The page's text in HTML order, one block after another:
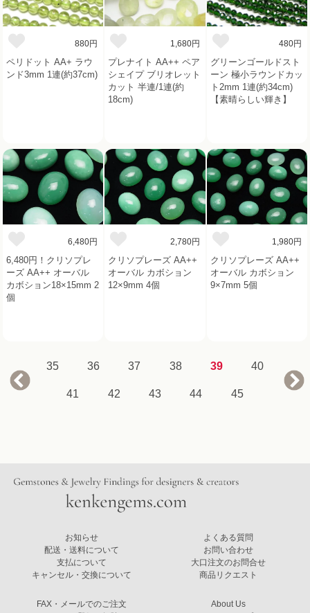
880円
ペリドット AA+ ラウ
ンド3mm 1連(約37cm)
1,680円
プレナイト AA++ ペア
シェイプ ブリオレット
カット 半連/1連(約
18cm)
480円
グリーンゴールドスト
ーン 極小ラウンドカッ
ト2mm 1連(約34cm)
【素晴らしい輝き】
6,480円
6,480円！クリソプレ
ーズ AA++ オーバル
カボション18×15mm 2
個
2,780円
クリソプレーズ AA++
オーバル カボション
12×9mm 4個
1,980円
クリソプレーズ AA++
オーバル カボション
9×7mm 5個
35 36 37 38 39 40
41 42 43 44 45
お知らせ
配送・送料について
支払について
キャンセル・交換について
よくある質問
お問い合わせ
大口注文のお問合せ
商品リクエスト
FAX・メールでのご注文
About Us